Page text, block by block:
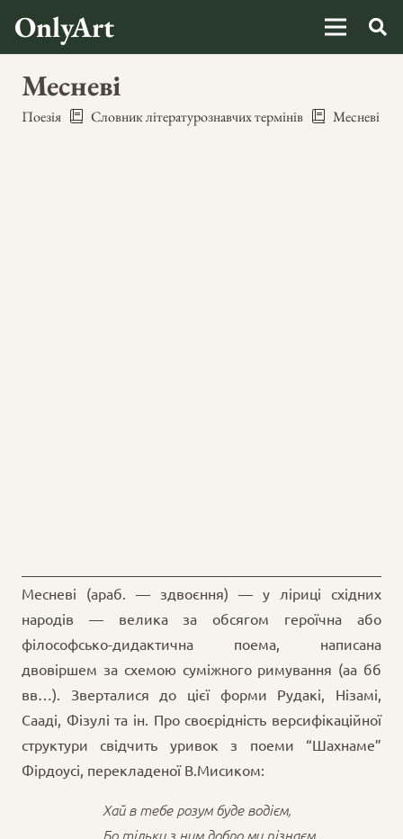
OnlyArt
Месневі
Поезія Словник літературознавчих термінів Месневі
Месневі (араб. — здвоєння) — у ліриці східних
народів — велика за обсягом героїчна або
філософсько-дидактична поема, написана
двовіршем за схемою суміжного римування (аа бб
вв…). Зверталися до цієї форми Рудакі, Нізамі,
Сааді, Фізулі та ін. Про своєрідність версифікаційної
структури свідчить уривок з поеми “Шахнаме”
Фірдоусі, перекладеної В.Мисиком:
Хай в тебе розум буде водієм,
Бо тільки з ним добро ми пізнаєм.